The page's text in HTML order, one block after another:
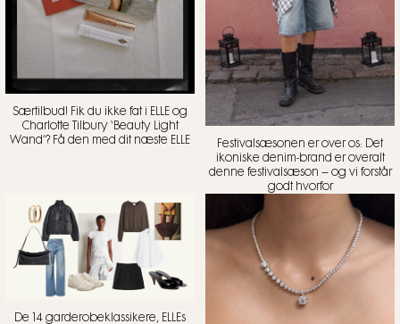
Særtilbud! Fik du ikke fat i ELLE og
Charlotte Tilbury ‘Beauty Light
Wand’? Få den med dit næste ELLE
Festivalsæsonen er over os: Det
ikoniske denim-brand er overalt
denne festivalsæson – og vi forstår
godt hvorfor
De 14 garderobeklassikere, ELLEs